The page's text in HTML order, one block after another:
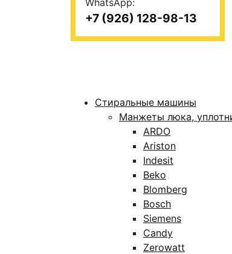
WhatsApp:
+7 (926) 128-98-13
Стиральные машины
Манжеты люка,
ARDO
Ariston
Indesit
Beko
Blomberg
Bosch
Siemens
Candy
Zerowatt